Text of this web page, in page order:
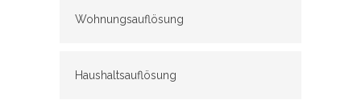
Wohnungsauflösung
Haushaltsauflösung